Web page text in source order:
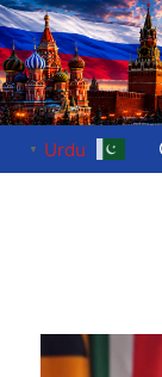
Urdu
▼